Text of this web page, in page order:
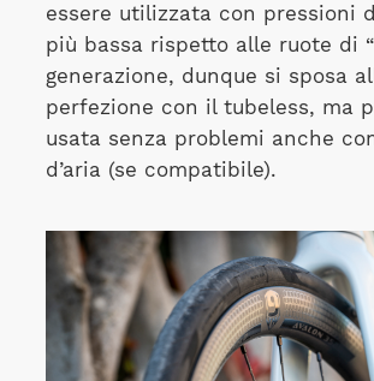
essere utilizzata con pressioni
più bassa rispetto alle ruote di
generazione, dunque si sposa
perfezione con il tubeless, ma
usata senza problemi anche
d’aria (se compatibile).